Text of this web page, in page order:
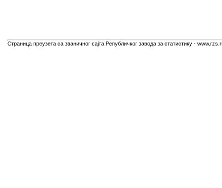
Страница преузета са званичног сајта Републичког завода за статистику -